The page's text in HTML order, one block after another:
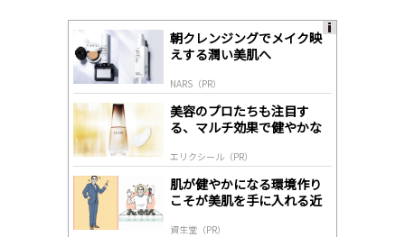
朝クレンジングでメイク映
えする潤い美肌へ
NARS（PR）
美容のプロたちも注目す
る、マルチ効果で健やかな
エリクシール（PR）
肌が健やかになる環境作り
こそが美肌を手に入れる近
資生堂（PR）